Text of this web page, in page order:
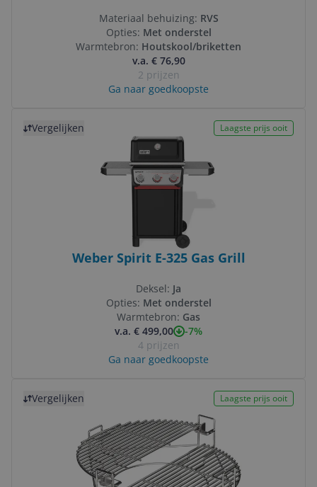
Materiaal behuizing: RVS
Opties: Met onderstel
Warmtebron: Houtskool/briketten
v.a. € 76,90
2 prijzen
Ga naar goedkoopste
Vergelijken Laagste prijs ooit
Weber Spirit E-325 Gas Grill
Deksel: Ja
Opties: Met onderstel
Warmtebron: Gas
v.a. € 499,00
-7%
4 prijzen
Ga naar goedkoopste
Vergelijken Laagste prijs ooit